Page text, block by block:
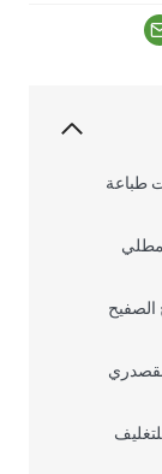
طباعة
الصفيح